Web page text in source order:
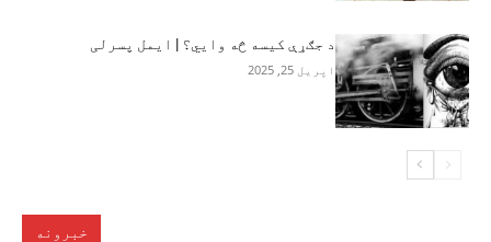
د جګړې کیسه څه وايي؟ | ایمل پسرلی
اپریل 25, 2025
خبرونه